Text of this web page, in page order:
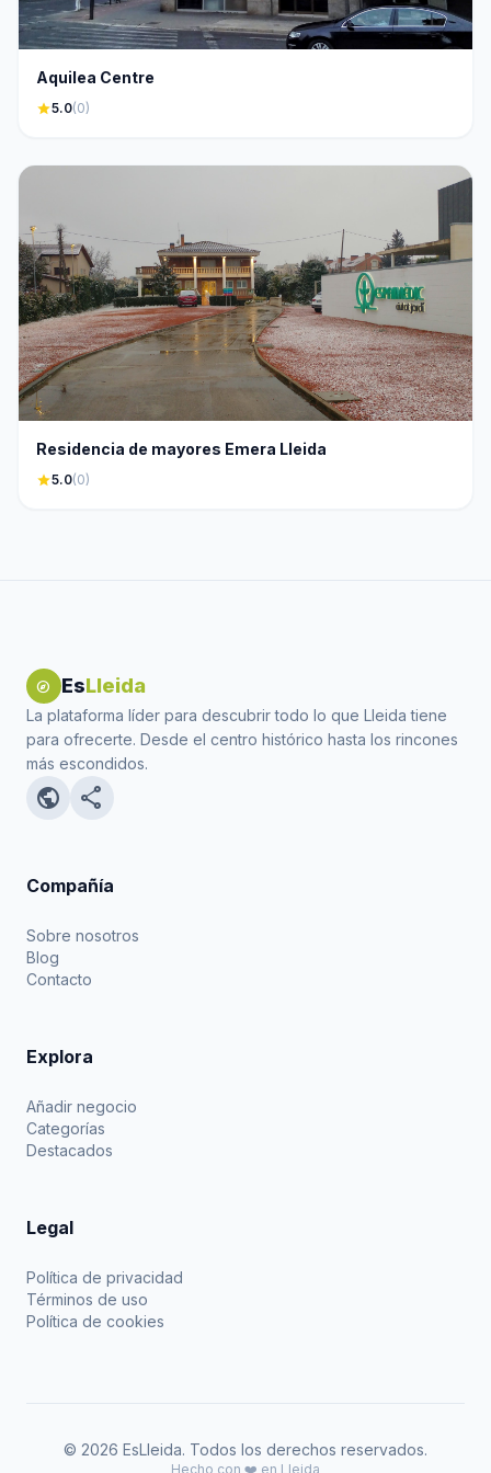
Aquilea Centre
star5.0(0)
Residencia de mayores Emera Lleida
star5.0(0)
explore EsLleida
La plataforma líder para descubrir todo lo que Lleida tiene
para ofrecerte. Desde el centro histórico hasta los rincones
más escondidos.
public share
Compañía
Sobre nosotros
Blog
Contacto
Explora
Añadir negocio
Categorías
Destacados
Legal
Política de privacidad
Términos de uso
Política de cookies
© 2026 EsLleida. Todos los derechos reservados.
Hecho con ❤️ en Lleida